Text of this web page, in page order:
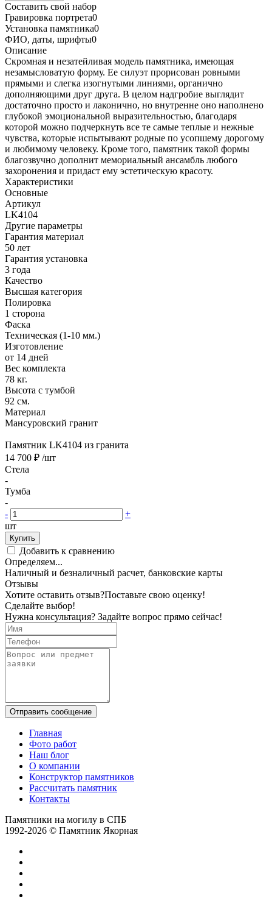
Составить свой набор
Гравировка портрета0
Установка памятника0
ФИО, даты, шрифты0
Описание
Скромная и незатейливая модель памятника, имеющая
незамысловатую форму. Ее силуэт прорисован ровными
прямыми и слегка изогнутыми линиями, органично
дополняющими друг друга. В целом надгробие выглядит
достаточно просто и лаконично, но внутренне оно наполнено
глубокой эмоциональной выразительностью, благодаря
которой можно подчеркнуть все те самые теплые и нежные
чувства, которые испытывают родные по усопшему дорогому
и любимому человеку. Кроме того, памятник такой формы
благозвучно дополнит мемориальный ансамбль любого
захоронения и придаст ему эстетическую красоту.
Характеристики
Основные
Артикул
LK4104
Другие параметры
Гарантия материал
50 лет
Гарантия установка
3 года
Качество
Высшая категория
Полировка
1 сторона
Фаска
Техническая (1-10 мм.)
Изготовление
от 14 дней
Вес комплекта
78 кг.
Высота с тумбой
92 см.
Материал
Мансуровский гранит
Памятник LK4104 из гранита
14 700 ₽ /шт
Стела
-
Тумба
-
-
+
шт
Купить
Добавить к сравнению
Определяем...
Наличный и безналичный расчет, банковские карты
Отзывы
Хотите оставить отзыв?Поставьте свою оценку!
Сделайте выбор!
Нужна консультация? Задайте вопрос прямо сейчас!
Отправить сообщение
Главная
Фото работ
Наш блог
О компании
Конструктор памятников
Рассчитать памятник
Контакты
Памятники на могилу в СПБ
1992-2026 © Памятник Якорная